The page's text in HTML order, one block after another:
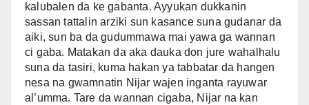
kalubalen da ke gabanta. Ayyukan dukkanin
sassan tattalin arziki sun kasance suna gudanar da
aiki, sun ba da gudummawa mai yawa ga wannan
ci gaba. Matakan da aka dauka don jure wahalhalu
suna da tasiri, kuma hakan ya tabbatar da hangen
nesa na gwamnatin Nijar wajen inganta rayuwar
al’umma. Tare da wannan cigaba, Nijar na kan